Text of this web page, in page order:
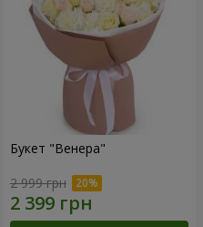
Букет "Венера"
2 999 грн